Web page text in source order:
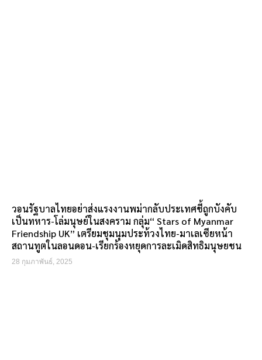
วอนรัฐบาลไทยอย่าส่งแรงงานพม่ากลับประเทศชี้ถูกบังคับ
เป็นทหาร-โล่มนุษย์ในสงคราม กลุ่ม“ Stars of Myanmar
Friendship UK” เตรียมชุมนุมประท้วงไทย-มาเลเซียหน้า
สถานทูตในลอนดอน-เรียกร้องหยุดการละเมิดสิทธิมนุษยชน
28 กุมภาพันธ์, 2025